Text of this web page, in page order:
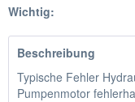
Wichtig:
Beschreibung
Typische Fehler
Pumpenmotor